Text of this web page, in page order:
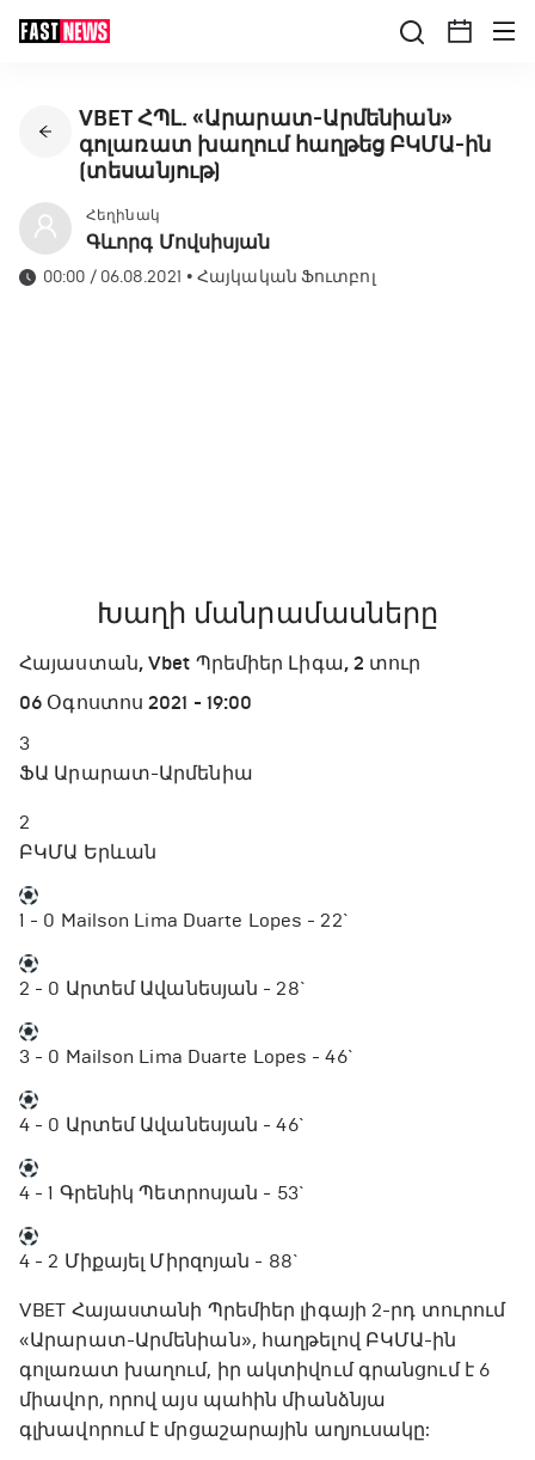
VBET ՀՊԼ. «Արարատ-Արմենիան»
գոլառատ խաղում հաղթեց ԲԿՄԱ-ին
(տեսանյութ)
Հեղինակ
Գևորգ Մովսիսյան
00:00 / 06.08.2021 •Հայկական Ֆուտբոլ
Խաղի մանրամասները
Հայաստան, Vbet Պրեմիեր Լիգա, 2 տուր
06 Օգոստոս 2021 - 19:00
3
ՖԱ Արարատ-Արմենիա
2
ԲԿՄԱ Երևան
1 - 0 Mailson Lima Duarte Lopes - 22`
2 - 0 Արտեմ Ավանեսյան - 28`
3 - 0 Mailson Lima Duarte Lopes - 46`
4 - 0 Արտեմ Ավանեսյան - 46`
4 - 1 Գրենիկ Պետրոսյան - 53`
4 - 2 Միքայել Միրզոյան - 88`
VBET Հայաստանի Պրեմիեր լիգայի 2-րդ տուրում
«Արարատ-Արմենիան», հաղթելով ԲԿՄԱ-ին
գոլառատ խաղում, իր ակտիվում գրանցում է 6
միավոր, որով այս պահին միանձնյա
գլխավորում է մրցաշարային աղյուսակը: